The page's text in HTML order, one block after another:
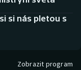
si nás pletou s
Zobrazit program